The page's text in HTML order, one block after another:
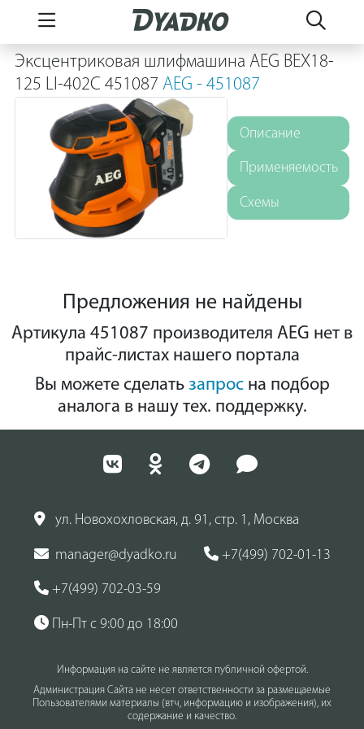
Эксцентриковая шлифмашина AEG BEX18-
125 LI-402C 451087 AEG - 451087
Описание
Применяемость
Схемы
Предложения не найдены
Артикула 451087 производителя AEG нет в
прайс-листах нашего портала
Вы можете сделать запросна подбор
аналога в нашу тех. поддержку.
ул. Новохохловская, д. 91, стр. 1, Москва
manager@dyadko.ru +7(499) 702-01-13
+7(499) 702-03-59
Пн-Пт с 9:00 до 18:00
Информация на сайте не является публичной офертой.
Администрация Сайта не несет ответственности за размещаемые
Пользователями материалы (втч, информацию и изображения), их
содержание и качество.